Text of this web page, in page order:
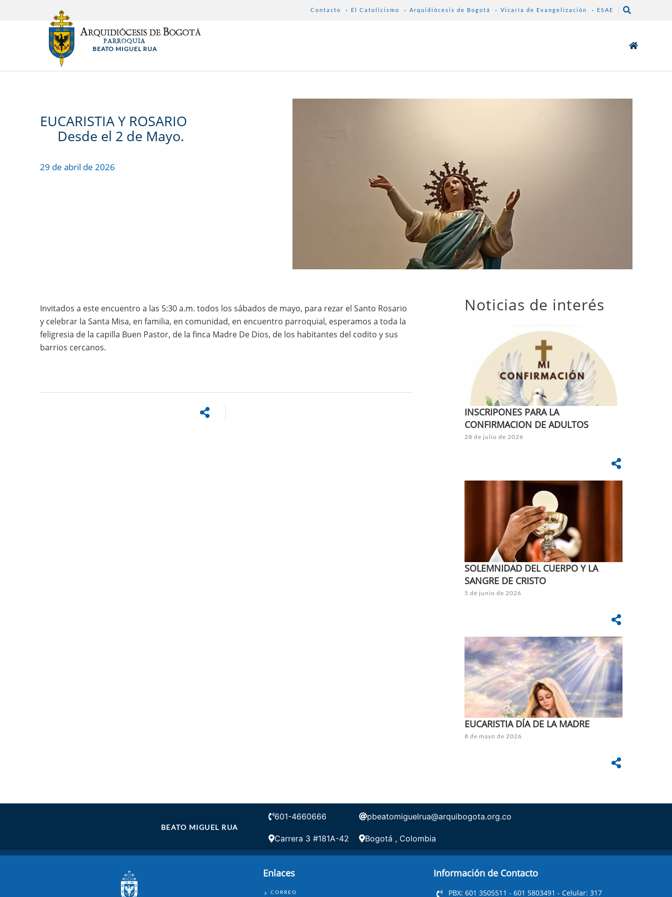
Contacto El Catolicismo Arquidiócesis de Bogotá Vicaría de Evangelización ESAE
PARROQUIA
BEATO MIGUEL RUA
EUCARISTIA Y ROSARIO
Desde el 2 de Mayo.
29 de abril de 2026
Invitados a este encuentro a las 5:30 a.m. todos los sábados de mayo, para rezar el Santo Rosario
y celebrar la Santa Misa, en familia, en comunidad, en encuentro parroquial, esperamos a toda la
feligresia de la capilla Buen Pastor, de la finca Madre De Dios, de los habitantes del codito y sus
barrios cercanos.
Noticias de interés
INSCRIPONES PARA LA
CONFIRMACION DE ADULTOS
28 de julio de 2026
SOLEMNIDAD DEL CUERPO Y LA
SANGRE DE CRISTO
5 de junio de 2026
EUCARISTIA DÍA DE LA MADRE
8 de mayo de 2026
BEATO MIGUEL RUA
601-4660666 pbeatomiguelrua@arquibogota.org.co
Carrera 3 #181A-42 Bogotá , Colombia
Enlaces
ENLACES
CORREO
Información de Contacto
PBX: 601 3505511 - 601 5803491 - Celular: 317